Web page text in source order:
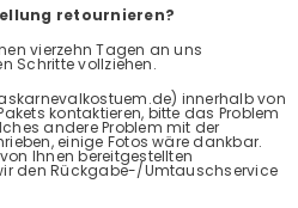
retournieren?
vierzehn Tagen an uns
Schritte vollziehen.
innerhalb von
kontaktieren, bitte das Problem
andere Problem mit der
einige Fotos wäre dankbar.
Ihnen bereitgestellten
den Rückgabe-/Umtauschservice